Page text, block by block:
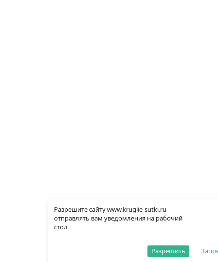
Разрешите сайту www.kruglie-sutki.ru
отправлять вам уведомления на рабочий
стол
Разрешить